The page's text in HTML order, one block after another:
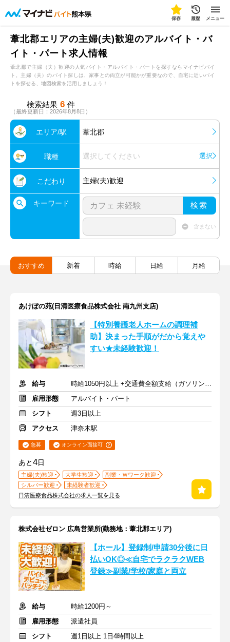
熊本県
保存 履歴 メニュー
葦北郡エリアの主婦(夫)歓迎のアルバイト・バ
イト・パート求人情報
葦北郡で主婦（夫）歓迎の人気バイト・アルバイト・パートを探すならマイナビバイ
ト。主婦（夫）のバイト探しは、家事との両立が可能かが重要なので、自宅に近いバイ
トを探せる、地図検索を活用しましょう！
検索結果 6 件
（最終更新日：2026年8月8日）
エリア/駅 葦北郡
職種 選択してください 選択
こだわり 主婦(夫)歓迎
キーワード 検索
含まない
おすすめ 新着 時給 日給 月給
あけぼの苑(日清医療食品株式会社 南九州支店)
【特別養護老人ホームの調理補
助】決まった手順がだから覚えや
すい★未経験歓迎！
給与
時給1050円以上 +交通費全額支給（ガソリン代も支給）
雇用形態
アルバイト・パート
シフト
週3日以上
アクセス
津奈木駅
急募 オンライン面接可
あと4日
主婦(夫)歓迎 大学生歓迎
副業・Ｗワーク歓迎
シルバー歓迎
未経験者歓迎
日清医療食品株式会社の求人一覧を見る
株式会社ゼロン 広島営業所(勤務地：葦北郡エリア)
【ホール】登録制/申請30分後に日
払いOK◎≪自宅でラクラクWEB
登録≫副業/学校/家庭と両立
給与
時給1200円～
雇用形態
派遣社員
シフト
週1日以上 1日4時間以上